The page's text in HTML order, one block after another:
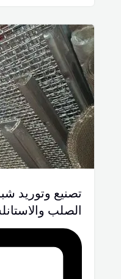
تصنيع وتوريد
الصلب